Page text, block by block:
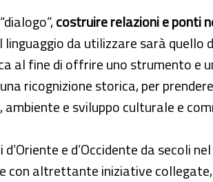
costruire relazioni e ponti
da utilizzare sarà quello
al fine di offrire uno strumento e
ricognizione storica, per
e sviluppo culturale e
e d’Occidente da secoli
con altrettante iniziative